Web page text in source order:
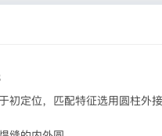
初定位，匹配特征选用圆柱外接